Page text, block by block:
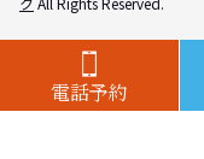
電話予約